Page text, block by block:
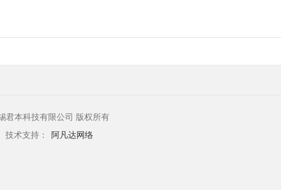
君本科技有限公司 版权所有
技术支持： 阿凡达网络